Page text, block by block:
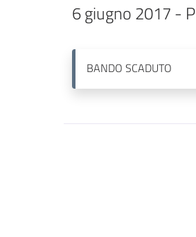
6 giugno 2017 -
BANDO SCADUTO